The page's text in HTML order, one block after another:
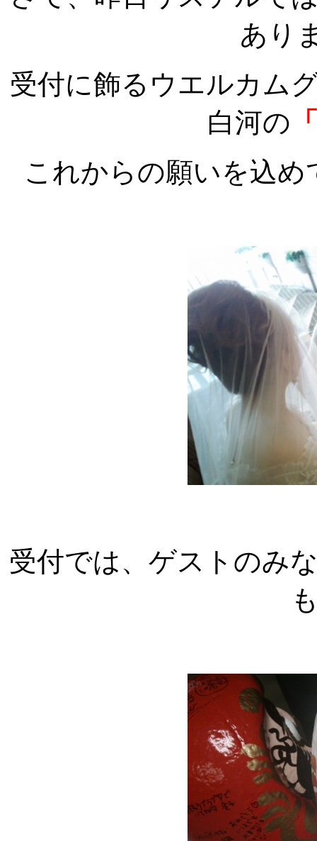
あり
受付に飾るウエルカム
白河の
これからの願いを込
受付では、ゲストのみ